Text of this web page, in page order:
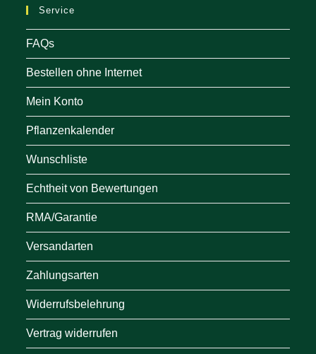
Service
FAQs
Bestellen ohne Internet
Mein Konto
Pflanzenkalender
Wunschliste
Echtheit von Bewertungen
RMA/Garantie
Versandarten
Zahlungsarten
Widerrufsbelehrung
Vertrag widerrufen